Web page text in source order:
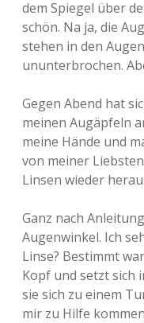
dem Spiegel über
schön. Na ja, die
stehen in den
ununterbrochen.
Gegen Abend hat
meinen Augäpfeln
meine Hände und
von meiner
Linsen wieder
Ganz nach
Augenwinkel. Ich
Linse? Bestimmt
Kopf und setzt sich
sie sich zu einem
mir zu Hilfe